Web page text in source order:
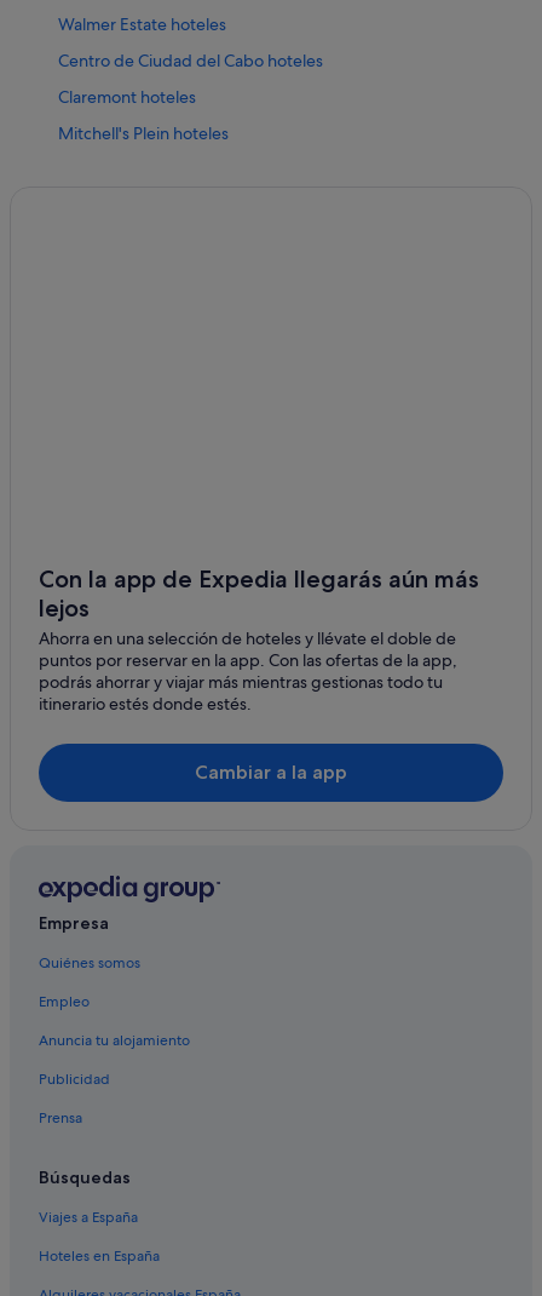
Walmer Estate hoteles
Centro de Ciudad del Cabo hoteles
Claremont hoteles
Mitchell's Plein hoteles
Newlands hoteles
Fish Hoek hoteles
Casas de campo en Ciudad del Cabo
Hoteles con todo incluido en Ciudad del Cabo
Salt River hoteles
Hoteles cerca de Estación de metro de Kuyasa
Hoteles boutique en Ciudad del Cabo
Hoteles cerca de Cabo de Buena Esperanza
Con la app de Expedia llegarás aún más
lejos
Ahorra en una selección de hoteles y llévate el doble de
puntos por reservar en la app. Con las ofertas de la app,
podrás ahorrar y viajar más mientras gestionas todo tu
itinerario estés donde estés.
Cambiar a la app
Empresa
Quiénes somos
Empleo
Anuncia tu alojamiento
Publicidad
Prensa
Búsquedas
Viajes a España
Hoteles en España